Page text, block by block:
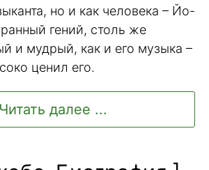
но и как человека – Йо-
гений, столь же
и мудрый, как и его музыка –
ценил его.
Читать далее ...